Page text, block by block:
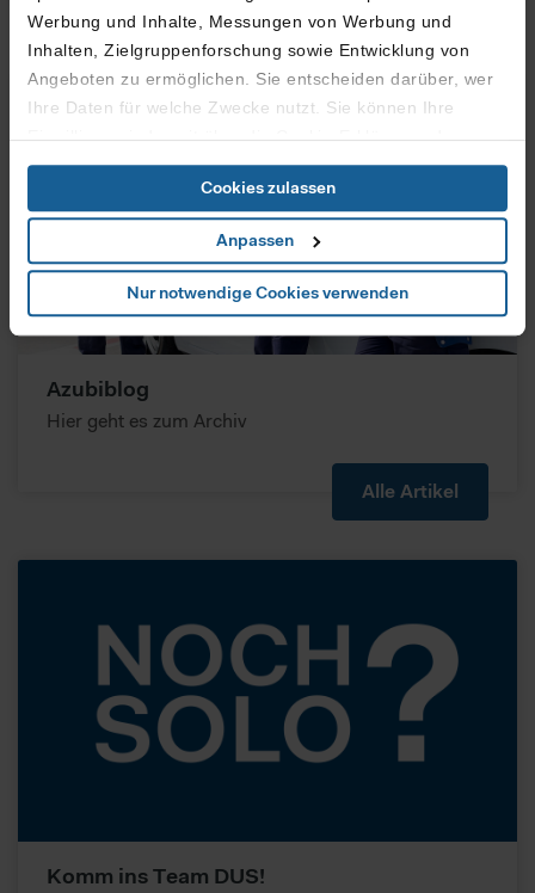
Werbung und Inhalte, Messungen von Werbung und
Inhalten, Zielgruppenforschung sowie Entwicklung von
Angeboten zu ermöglichen. Sie entscheiden darüber, wer
Ihre Daten für welche Zwecke nutzt. Sie können Ihre
Einwilligung jederzeit über die Cookie-Erklärung oder
durch Klicken auf das Privacy Trigger Symbol ändern oder
Wenn Sie es erlauben, würden wir auch gerne:
Informationen über Ihre geografische Lage erfassen,
welche bis auf einige Meter genau sein können
Ihr Gerät durch aktives Scannen nach bestimmten
Erfahren Sie mehr darüber, wie Ihre persönlichen Daten
verarbeitet werden, und legen Sie Ihre Präferenzen im
Zur fortlaufenden Analyse des Nutzerverhaltens und zur
nutzt diese Website Cookies. Wenn Sie unsere Website in
werden nur notwendige Cookies verwendet, die zur
Gewährleistung von Grundfunktionen der Website benötigt
werden. Weitere Infos finden Sie in unserer
Datenschutzerklärung.
Bitte beachten Sie, dass dabei pseudonyme Daten auch
besteht möglicherweise kein so hohes Datenschutzniveau
wie in Europa, sodass Ihre Daten dem Zugriff durch
Cookies zulassen
Anpassen
Nur notwendige Cookies verwenden
Mehr erfahren
Azubiblog
Hier geht es zum Archiv
Alle Artikel
Komm ins Team DUS!